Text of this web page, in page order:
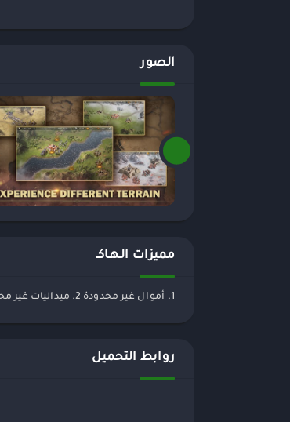
الصور
مميزات الـهـاكـ
1. أموال غير محدودة 2. ميداليات غير محدودة
روابط التحميل